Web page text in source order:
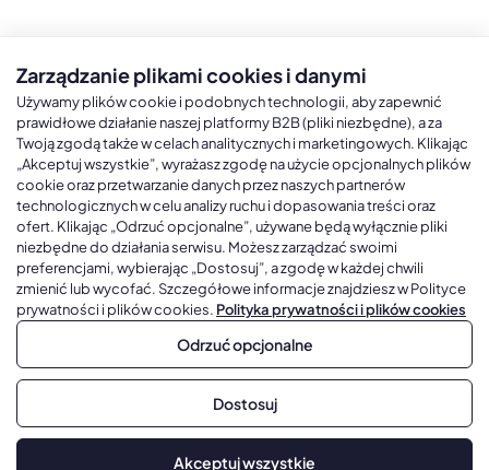
Kalendarze książkowe A5
Kalendarze książkowe A4
Kalendarze książkowe B5
Kalendarze książkowe A6 i B6
Kalendarze książkowe z własną oprawą
Kalendarze Ścienne
Kalendarze trójdzielne
Kalendarze jednodzielne
Kalendarze czterodzielne
Kalendarze Wieloplanszowe
Kalendarze Wielopanszowe, Plakatowe
Copyright © 2026, Gadżetowy.pl, All Rights Reserved, Platforma
Zarządzanie plikami cookies i danymi
Używamy plików cookie i podobnych technologii, aby zapewnić
prawidłowe działanie naszej platformy B2B (pliki niezbędne), a za
Twoją zgodą także w celach analitycznych i marketingowych. Klikając
„Akceptuj wszystkie”, wyrażasz zgodę na użycie opcjonalnych plików
cookie oraz przetwarzanie danych przez naszych partnerów
technologicznych w celu analizy ruchu i dopasowania treści oraz
ofert. Klikając „Odrzuć opcjonalne”, używane będą wyłącznie pliki
niezbędne do działania serwisu. Możesz zarządzać swoimi
preferencjami, wybierając „Dostosuj”, a zgodę w każdej chwili
zmienić lub wycofać. Szczegółowe informacje znajdziesz w Polityce
prywatności i plików cookies. Polityka prywatności i plików cookies
Odrzuć opcjonalne
Dostosuj
Akceptuj wszystkie